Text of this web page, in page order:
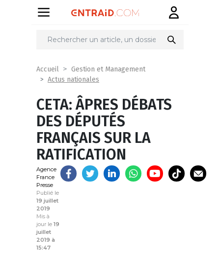
Partager
Accueil
Gestion et Management
Actus nationales
CETA: ÂPRES DÉBATS
DES DÉPUTÉS
FRANÇAIS SUR LA
RATIFICATION
Agence
France
Presse
Publié le
19 juillet
2019
Mis à
jour le 19
juillet
2019 à
15:47